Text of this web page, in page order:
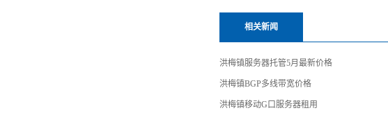
相关新闻
洪梅镇服务器托管5月最新价格
洪梅镇BGP多线带宽价格
洪梅镇移动G口服务器租用